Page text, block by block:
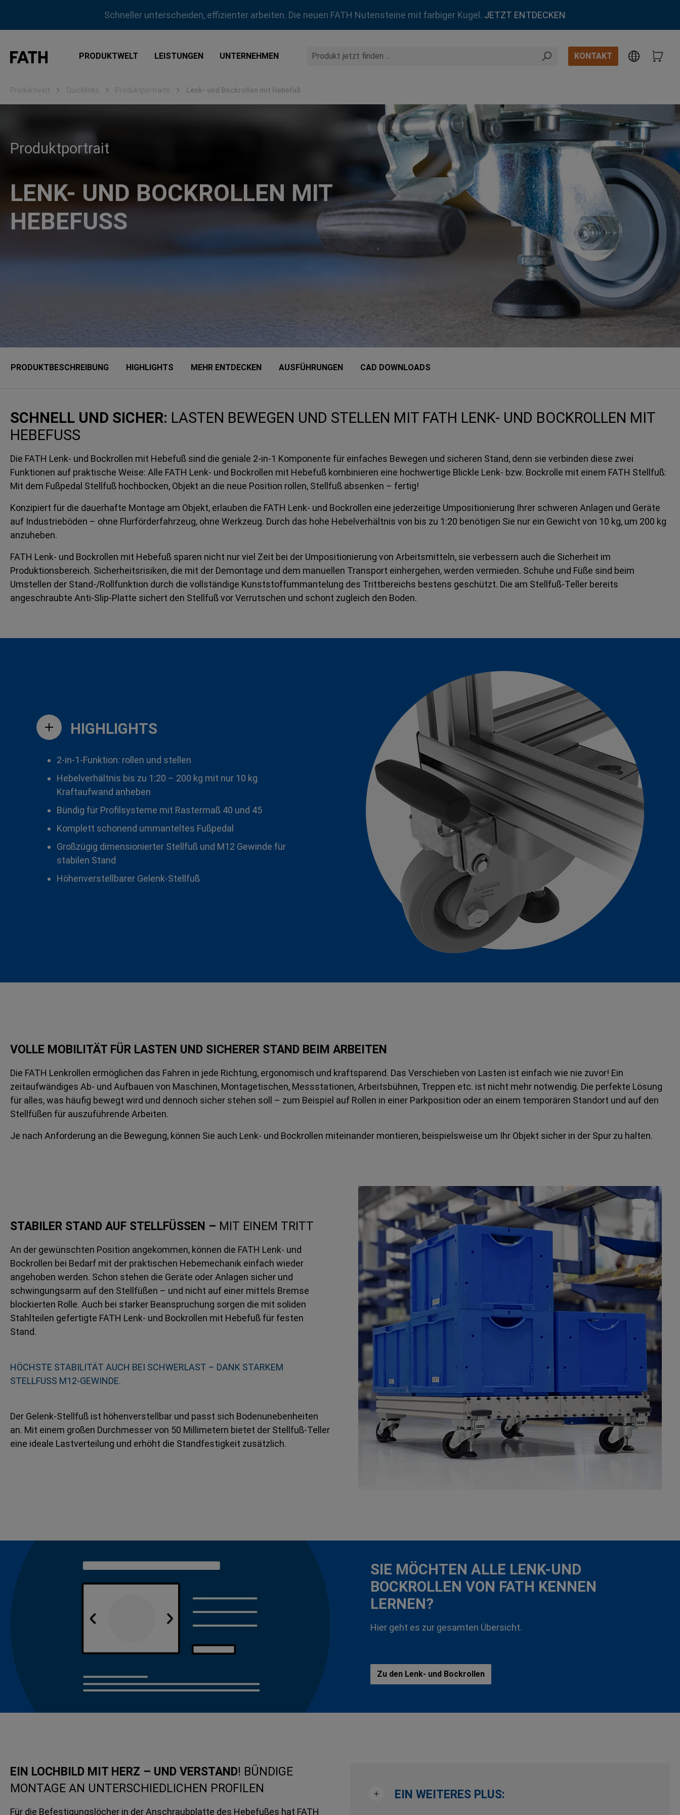
Zur Hauptnavigation springenSchneller unterscheiden, effizienter arbeiten. Die neuen FATH Nutensteine mit farbiger Kugel. JETZT ENTDECKEN
PRODUKTWELT LEISTUNGEN UNTERNEHMEN KONTAKT
Produktwelt Quicklinks Produktportraits Lenk- und Bockrollen mit Hebefuß
Produktportrait
LENK- UND BOCKROLLEN MIT
HEBEFUSS
PRODUKTBESCHREIBUNG HIGHLIGHTS MEHR ENTDECKEN AUSFÜHRUNGEN CAD DOWNLOADS
SCHNELL UND SICHER: LASTEN BEWEGEN UND STELLEN MIT FATH LENK- UND BOCKROLLEN MIT
HEBEFUSS
Die FATH Lenk- und Bockrollen mit Hebefuß sind die geniale 2-in-1 Komponente für einfaches Bewegen und sicheren Stand, denn sie verbinden diese zwei
Funktionen auf praktische Weise: Alle FATH Lenk- und Bockrollen mit Hebefuß kombinieren eine hochwertige Blickle Lenk- bzw. Bockrolle mit einem FATH Stellfuß:
Mit dem Fußpedal Stellfuß hochbocken, Objekt an die neue Position rollen, Stellfuß absenken – fertig!
Konzipiert für die dauerhafte Montage am Objekt, erlauben die FATH Lenk- und Bockrollen eine jederzeitige Umpositionierung Ihrer schweren Anlagen und Geräte
auf Industrieböden – ohne Flurförderfahrzeug, ohne Werkzeug. Durch das hohe Hebelverhältnis von bis zu 1:20 benötigen Sie nur ein Gewicht von 10 kg, um 200 kg
anzuheben.
FATH Lenk- und Bockrollen mit Hebefuß sparen nicht nur viel Zeit bei der Umpositionierung von Arbeitsmitteln, sie verbessern auch die Sicherheit im
Produktionsbereich. Sicherheitsrisiken, die mit der Demontage und dem manuellen Transport einhergehen, werden vermieden. Schuhe und Füße sind beim
Umstellen der Stand-/Rollfunktion durch die vollständige Kunststoffummantelung des Trittbereichs bestens geschützt. Die am Stellfuß-Teller bereits
angeschraubte Anti-Slip-Platte sichert den Stellfuß vor Verrutschen und schont zugleich den Boden.
HIGHLIGHTS
2-in-1-Funktion: rollen und stellen
Hebelverhältnis bis zu 1:20 – 200 kg mit nur 10 kg
Kraftaufwand anheben
Bündig für Profilsysteme mit Rastermaß 40 und 45
Komplett schonend ummanteltes Fußpedal
Großzügig dimensionierter Stellfuß und M12 Gewinde für
stabilen Stand
Höhenverstellbarer Gelenk-Stellfuß
VOLLE MOBILITÄT FÜR LASTEN UND SICHERER STAND BEIM ARBEITEN
Die FATH Lenkrollen ermöglichen das Fahren in jede Richtung, ergonomisch und kraftsparend. Das Verschieben von Lasten ist einfach wie nie zuvor! Ein
zeitaufwändiges Ab- und Aufbauen von Maschinen, Montagetischen, Messstationen, Arbeitsbühnen, Treppen etc. ist nicht mehr notwendig. Die perfekte Lösung
für alles, was häufig bewegt wird und dennoch sicher stehen soll – zum Beispiel auf Rollen in einer Parkposition oder an einem temporären Standort und auf den
Stellfüßen für auszuführende Arbeiten.
Je nach Anforderung an die Bewegung, können Sie auch Lenk- und Bockrollen miteinander montieren, beispielsweise um Ihr Objekt sicher in der Spur zu halten.
STABILER STAND AUF STELLFÜSSEN – MIT EINEM TRITT
An der gewünschten Position angekommen, können die FATH Lenk- und
Bockrollen bei Bedarf mit der praktischen Hebemechanik einfach wieder
angehoben werden. Schon stehen die Geräte oder Anlagen sicher und
schwingungsarm auf den Stellfüßen – und nicht auf einer mittels Bremse
blockierten Rolle. Auch bei starker Beanspruchung sorgen die mit soliden
Stahlteilen gefertigte FATH Lenk- und Bockrollen mit Hebefuß für festen
Stand.
HÖCHSTE STABILITÄT AUCH BEI SCHWERLAST – DANK STARKEM
STELLFUSS M12-GEWINDE.
Der Gelenk-Stellfuß ist höhenverstellbar und passt sich Bodenunebenheiten
an. Mit einem großen Durchmesser von 50 Millimetern bietet der Stellfuß-Teller
eine ideale Lastverteilung und erhöht die Standfestigkeit zusätzlich.
SIE MÖCHTEN ALLE LENK-UND
BOCKROLLEN VON FATH KENNEN
LERNEN?
Hier geht es zur gesamten Übersicht.
Zu den Lenk- und Bockrollen
EIN LOCHBILD MIT HERZ – UND VERSTAND! BÜNDIGE
MONTAGE AN UNTERSCHIEDLICHEN PROFILEN
Für die Befestigungslöcher in der Anschraubplatte des Hebefußes hat FATH
EIN WEITERES PLUS: